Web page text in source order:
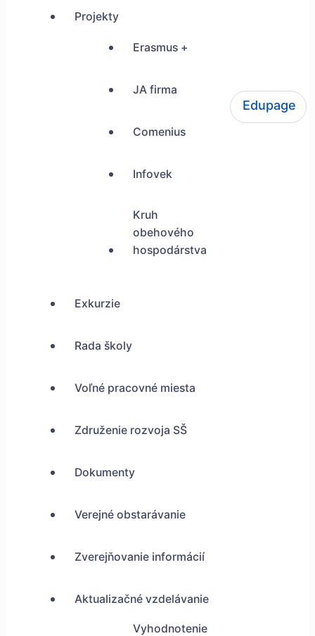
ŠUP Tokajícka 24, Bratislava
Projekty
Erasmus +
JA firma
Comenius
Infovek
Kruh
obehového
hospodárstva
Exkurzie
Rada školy
Voľné pracovné miesta
Združenie rozvoja SŠ
Dokumenty
Verejné obstarávanie
Zverejňovanie informácií
Aktualizačné vzdelávanie
Vyhodnotenie
Edupage